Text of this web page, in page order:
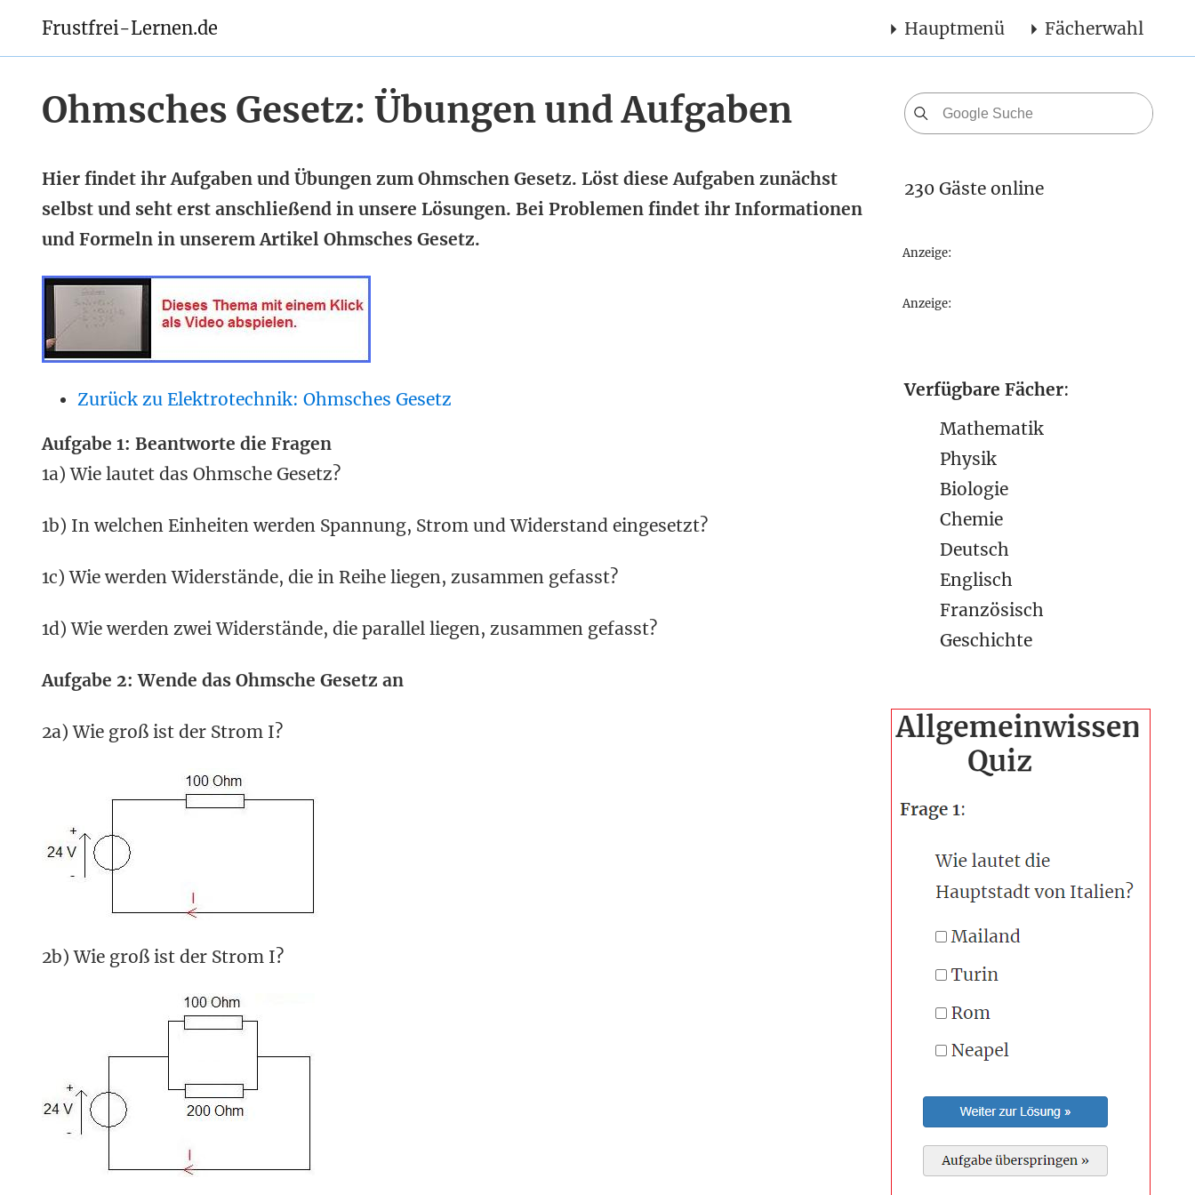
Frustfrei-Lernen.de Hauptmenü Fächerwahl
Ohmsches Gesetz: Übungen und Aufgaben
Hier findet ihr Aufgaben und Übungen zum Ohmschen Gesetz. Löst diese Aufgaben zunächst
selbst und seht erst anschließend in unsere Lösungen. Bei Problemen findet ihr Informationen
und Formeln in unserem Artikel Ohmsches Gesetz.
Zurück zu Elektrotechnik: Ohmsches Gesetz
Aufgabe 1: Beantworte die Fragen
1a) Wie lautet das Ohmsche Gesetz?
1b) In welchen Einheiten werden Spannung, Strom und Widerstand eingesetzt?
1c) Wie werden Widerstände, die in Reihe liegen, zusammen gefasst?
1d) Wie werden zwei Widerstände, die parallel liegen, zusammen gefasst?
Aufgabe 2: Wende das Ohmsche Gesetz an
2a) Wie groß ist der Strom I?
2b) Wie groß ist der Strom I?
230 Gäste online
Anzeige:
Anzeige:
Verfügbare Fächer:
Mathematik
Physik
Biologie
Chemie
Deutsch
Englisch
Französisch
Geschichte